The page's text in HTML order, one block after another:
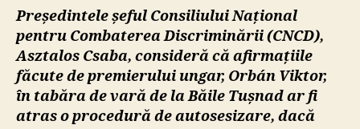
Președintele șeful Consiliului Național
pentru Combaterea Discriminării (CNCD),
Asztalos Csaba, consideră că afirmațiile
făcute de premierului ungar, Orbán Viktor,
în tabăra de vară de la Băile Tușnad ar fi
atraso procedură de autosesizare, dacă